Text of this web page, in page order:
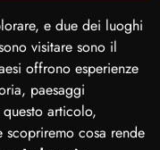
e due dei luoghi
visitare sono il
offrono esperienze
paesaggi
articolo,
scopriremo cosa rende